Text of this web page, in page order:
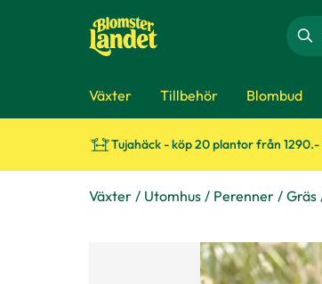
Sök
Växter Tillbehör Blombud
Tujahäck - köp 20 plantor från 1290.-
Växter Utomhus Perenner Gräs